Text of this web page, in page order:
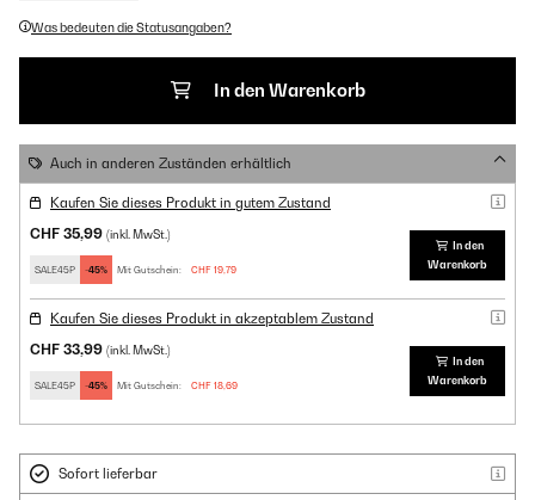
Was bedeuten die Statusangaben?
In den Warenkorb
Auch in anderen Zuständen erhältlich
Kaufen Sie dieses Produkt in gutem Zustand
CHF 35,99 (inkl. MwSt.)
SALE45P -45% Mit Gutschein: CHF 19,79
In den
Warenkorb
Kaufen Sie dieses Produkt in akzeptablem Zustand
CHF 33,99 (inkl. MwSt.)
SALE45P -45% Mit Gutschein: CHF 18,69
In den
Warenkorb
Sofort lieferbar